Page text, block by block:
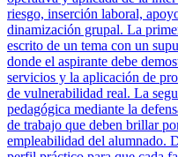
riesgo, inserción laboral,
dinamización grupal. La
escrito de un tema con un
donde el aspirante debe
servicios y la aplicación de
de vulnerabilidad real. La
pedagógica mediante la
de trabajo que deben brillar
empleabilidad del alumnado.